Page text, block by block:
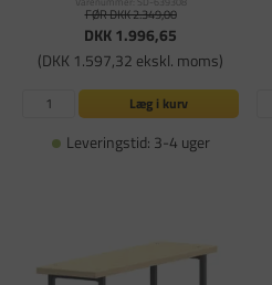
FØR DKK 2.349,00
DKK 1.996,65
(DKK 1.597,32 ekskl. moms)
Læg i kurv
Leveringstid: 3-4 uger